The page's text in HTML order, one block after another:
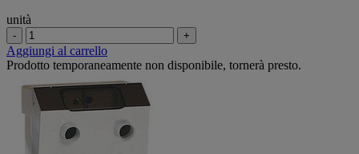
unità
- +
Aggiungi al carrello
Prodotto temporaneamente non disponibile, tornerà presto.